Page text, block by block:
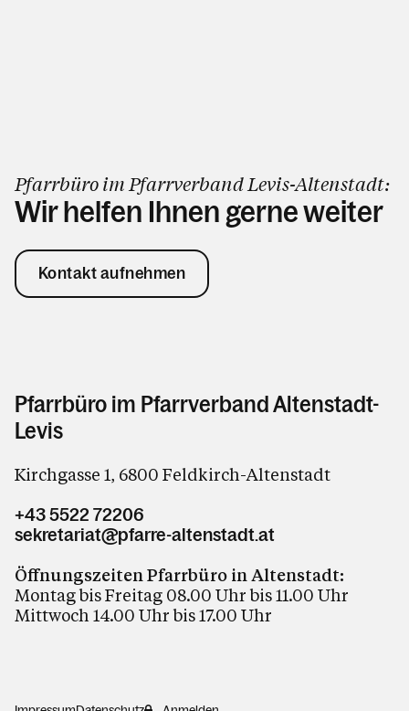
Pfarrbüro im Pfarrverband Levis-Altenstadt:
Wir helfen Ihnen gerne weiter
Kontakt aufnehmen
Pfarrbüro im Pfarrverband Altenstadt-
Levis
Kirchgasse 1, 6800 Feldkirch-Altenstadt
+43 5522 72206
sekretariat@pfarre-altenstadt.at
Öffnungszeiten Pfarrbüro in Altenstadt:
Montag bis Freitag 08.00 Uhr bis 11.00 Uhr
Mittwoch 14.00 Uhr bis 17.00 Uhr